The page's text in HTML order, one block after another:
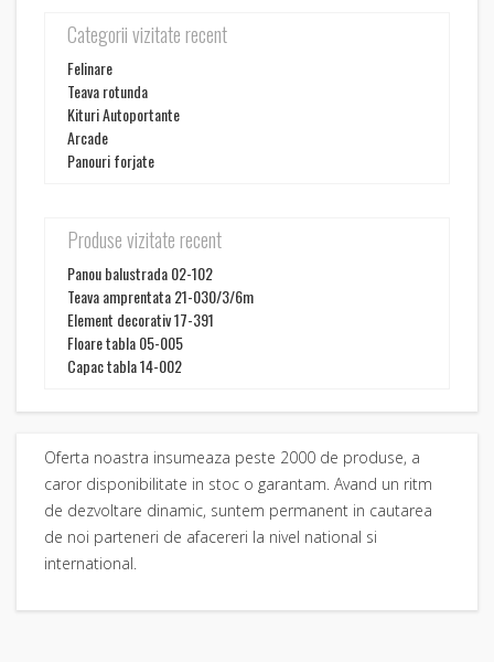
Categorii vizitate recent
Felinare
Teava rotunda
Kituri Autoportante
Arcade
Panouri forjate
Produse vizitate recent
Panou balustrada 02-102
Teava amprentata 21-030/3/6m
Element decorativ 17-391
Floare tabla 05-005
Capac tabla 14-002
Oferta noastra insumeaza peste 2000 de produse, a
caror disponibilitate in stoc o garantam. Avand un ritm
de dezvoltare dinamic, suntem permanent in cautarea
de noi parteneri de afacereri la nivel national si
international.